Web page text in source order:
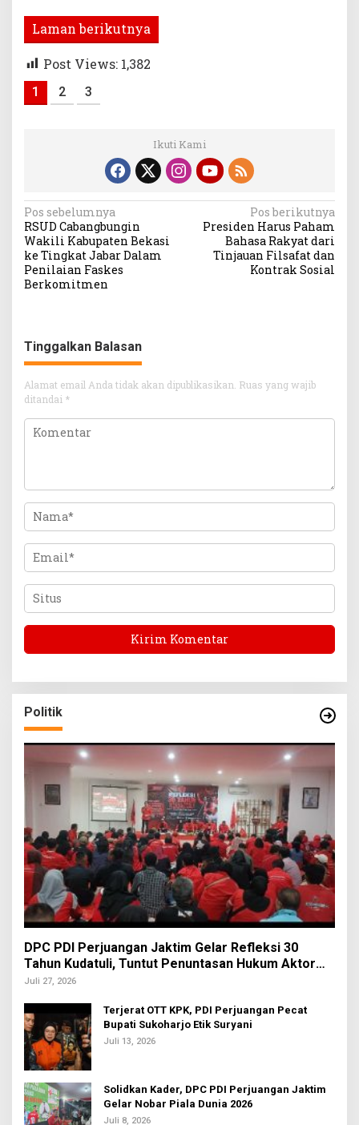
Laman berikutnya
Post Views: 1,382
1 2 3
Ikuti Kami
Navigasi
pos
Pos sebelumnya
RSUD Cabangbungin
Wakili Kabupaten Bekasi
ke Tingkat Jabar Dalam
Penilaian Faskes
Berkomitmen
Pos berikutnya
Presiden Harus Paham
Bahasa Rakyat dari
Tinjauan Filsafat dan
Kontrak Sosial
Tinggalkan Balasan
Alamat email Anda tidak akan dipublikasikan. Ruas yang wajib
ditandai *
Politik
DPC PDI Perjuangan Jaktim Gelar Refleksi 30
Tahun Kudatuli, Tuntut Penuntasan Hukum Aktor
Intelektual
Juli 27, 2026
Terjerat OTT KPK, PDI Perjuangan Pecat
Bupati Sukoharjo Etik Suryani
Juli 13, 2026
Solidkan Kader, DPC PDI Perjuangan Jaktim
Gelar Nobar Piala Dunia 2026
Juli 8, 2026